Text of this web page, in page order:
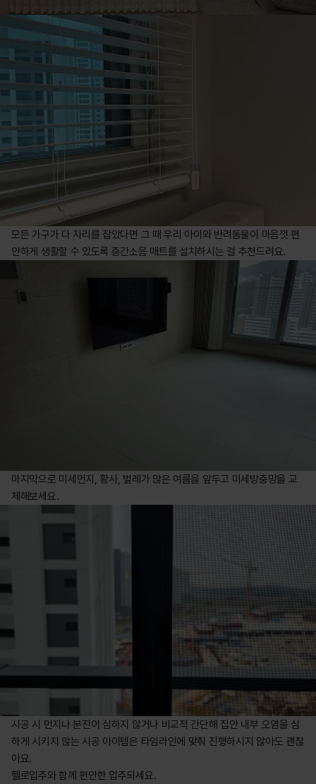
모든 가구가 다 자리를 잡았다면 그 때 우리 아이와 반려동물이 마음껏 편
안하게 생활할 수 있도록 층간소음 매트를 설치하시는 걸 추천드려요.
마지막으로 미세먼지, 황사, 벌레가 많은 여름을 앞두고 미세방충망을 교
체해보세요.
시공 시 먼지나 분진이 심하지 않거나 비교적 간단해 집안 내부 오염을 심
하게 시키지 않는 시공 아이템은 타임라인에 맞춰 진행하시지 않아도 괜찮
아요.
헬로입주와 함께 편안한 입주되세요.